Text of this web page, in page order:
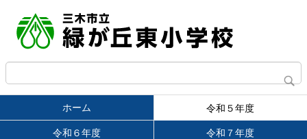
ホーム 令和５年度
令和６年度 令和７年度